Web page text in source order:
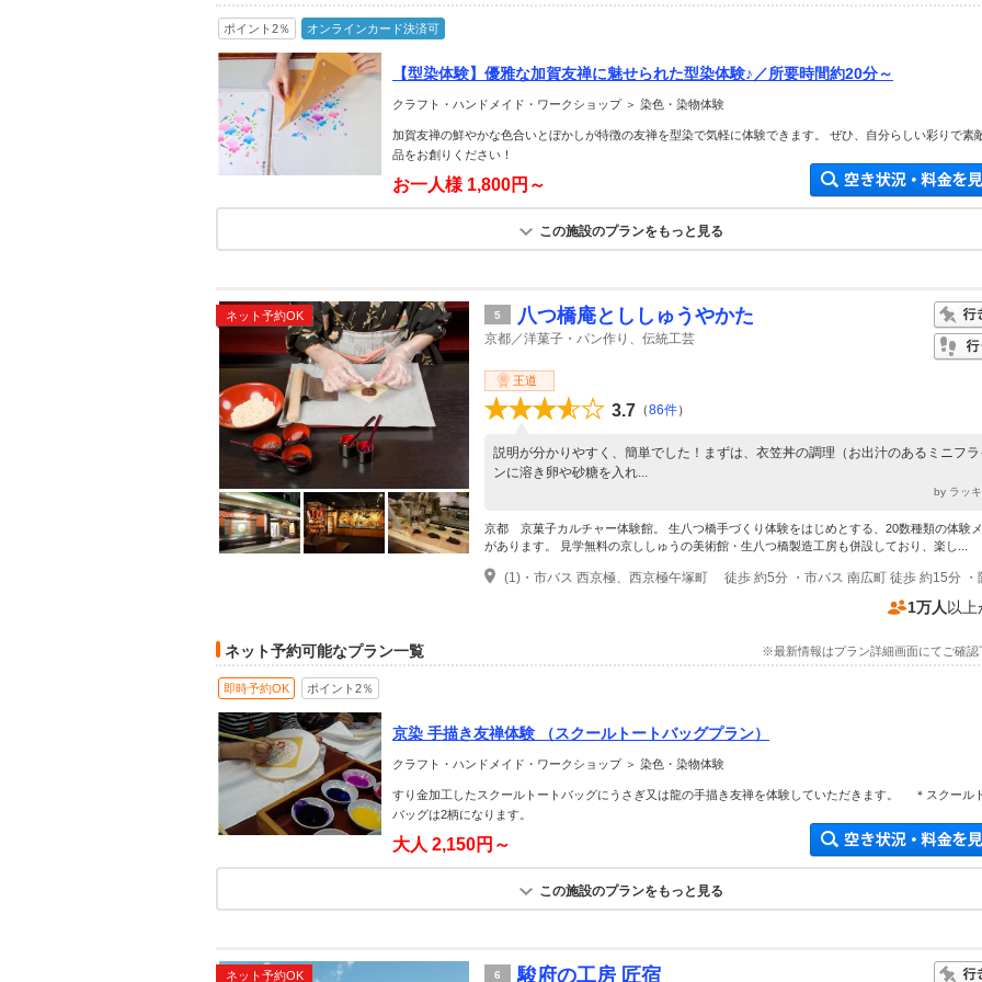
ポイント2％ オンラインカード決済可
【型染体験】優雅な加賀友禅に魅せられた型染体験♪／所要時間約20分～
クラフト・ハンドメイド・ワークショップ ＞ 染色・染物体験
加賀友禅の鮮やかな色合いとぼかしが特徴の友禅を型染で気軽に体験できます。 ぜひ、自分らしい彩りで素
品をお創りください！
お一人様 1,800円～
この施設のプランをもっと見る
ネット予約OK 5 八つ橋庵とししゅうやかた
京都／洋菓子・パン作り、伝統工芸
王道
3.7 （86件）
説明が分かりやすく、簡単でした！まずは、衣笠丼の調理（お出汁のあるミニフ
ンに溶き卵や砂糖を入れ...
by ラッキ
京都 京菓子カルチャー体験館。 生八つ橋手づくり体験をはじめとする、20数種類の体験
があります。 見学無料の京ししゅうの美術館・生八つ橋製造工房も併設しており、楽し...
1万人 以
ネット予約可能なプラン一覧 ※最新情報はプラン詳細画面にてご確認
即時予約OK ポイント2％
京染 手描き友禅体験 （スクールトートバッグプラン）
クラフト・ハンドメイド・ワークショップ ＞ 染色・染物体験
すり金加工したスクールトートバッグにうさぎ又は龍の手描き友禅を体験していただきます。 ＊スクール
バッグは2柄になります。
大人 2,150円～
この施設のプランをもっと見る
ネット予約OK 6 駿府の工房 匠宿